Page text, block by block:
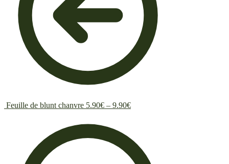
Feuille de blunt chanvre 5.90€ – 9.90€